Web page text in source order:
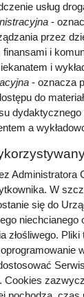
usług
-
przez
i
i
- oznacza
do
a
Administratora
W
się do
niechcianego
złośliwego. Pliki
Cookies